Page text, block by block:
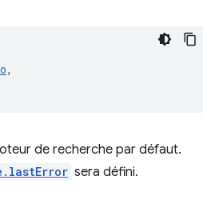
,
de recherche par défaut.
sera défini.